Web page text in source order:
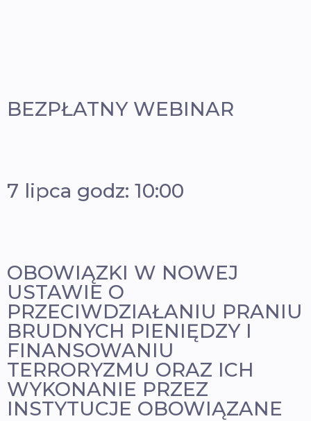
BEZPŁATNY WEBINAR
7 lipca godz: 10:00
OBOWIĄZKI W NOWEJ
USTAWIE O
PRZECIWDZIAŁANIU PRANIU
BRUDNYCH PIENIĘDZY I
FINANSOWANIU
TERRORYZMU ORAZ ICH
WYKONANIE PRZEZ
INSTYTUCJE OBOWIĄZANE